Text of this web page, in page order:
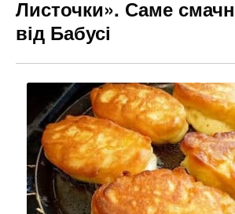
Листочки». Саме
від Бабусі